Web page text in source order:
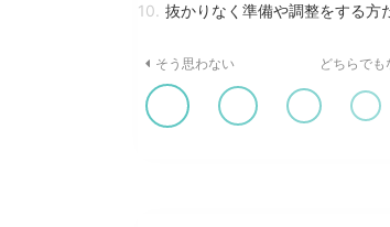
10. 抜かりなく準備や調整をする方
そう思わない どちらでも